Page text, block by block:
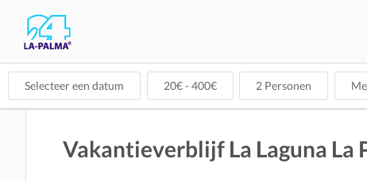
Selecteer een datum 20€ - 400€ 2 Personen
Vakantieverblijf La Laguna La